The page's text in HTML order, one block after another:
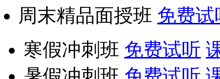
周末精品面授班 免费试
寒假冲刺班 免费试听